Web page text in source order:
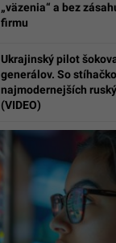
„väzenia“ a bez
firmu
Ukrajinský pilot
generálov. So
najmodernejších
(VIDEO)